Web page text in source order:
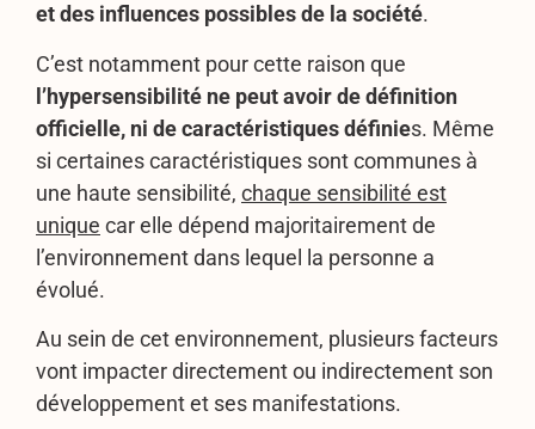
et des influences possibles de la société.
C’est notamment pour cette raison que
l’hypersensibilité ne peut avoir de définition
officielle, ni de caractéristiques définies. Même
si certaines caractéristiques sont communes à
une haute sensibilité, chaque sensibilité est
unique car elle dépend majoritairement de
l’environnement dans lequel la personne a
évolué.
Au sein de cet environnement, plusieurs facteurs
vont impacter directement ou indirectement son
développement et ses manifestations.